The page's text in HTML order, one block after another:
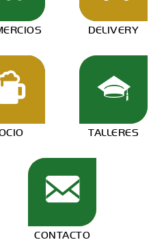
DELIVERY
TALLERES
CONTACTO